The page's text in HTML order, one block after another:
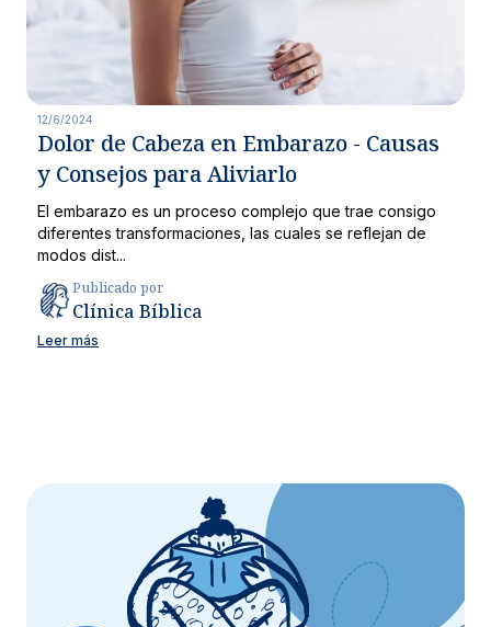
12/6/2024
Dolor de Cabeza en Embarazo - Causas
y Consejos para Aliviarlo
El embarazo es un proceso complejo que trae consigo
diferentes transformaciones, las cuales se reflejan de
modos dist...
Publicado por
Clínica Bíblica
Leer más